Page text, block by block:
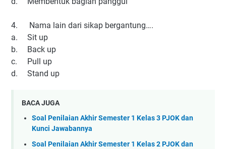
4.
Nama lain dari sikap bergantung….
a.
Sit up
b.
Back up
c.
Pull up
d.
Stand up
BACA JUGA
Soal Penilaian Akhir Semester 1 Kelas 3 PJOK dan
Kunci Jawabannya
Soal Penilaian Akhir Semester 1 Kelas 2 PJOK dan